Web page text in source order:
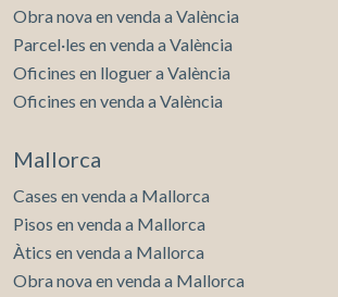
Obra nova en venda a València
Parcel·les en venda a València
Oficines en lloguer a València
Oficines en venda a València
Mallorca
Cases en venda a Mallorca
Pisos en venda a Mallorca
Àtics en venda a Mallorca
Obra nova en venda a Mallorca